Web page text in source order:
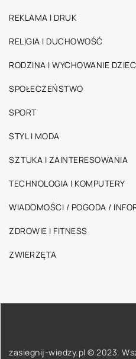
REKLAMA I DRUK
RELIGIA I DUCHOWOŚĆ
RODZINA I WYCHOWANIE
SPOŁECZEŃSTWO
SPORT
STYL I MODA
SZTUKA I ZAINTERESOWANIA
TECHNOLOGIA I KOMPUTERY
WIADOMOŚCI / POGODA /
ZDROWIE I FITNESS
ZWIERZĘTA
zasiegnij-wiedzy.pl © 2023.